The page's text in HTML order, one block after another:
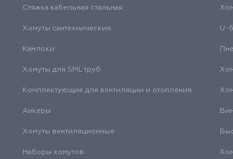
Стяжка кабельная стальная
Хомуты сантехнические U-
Камлоки
Хомуты для SML труб
Комплектующие для вентиляции и отопления
Анкеры
Хомуты вентиляционные
Наборы хомутов